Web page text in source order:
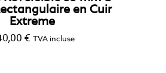
en Cuir
Extreme
€ TVA incluse